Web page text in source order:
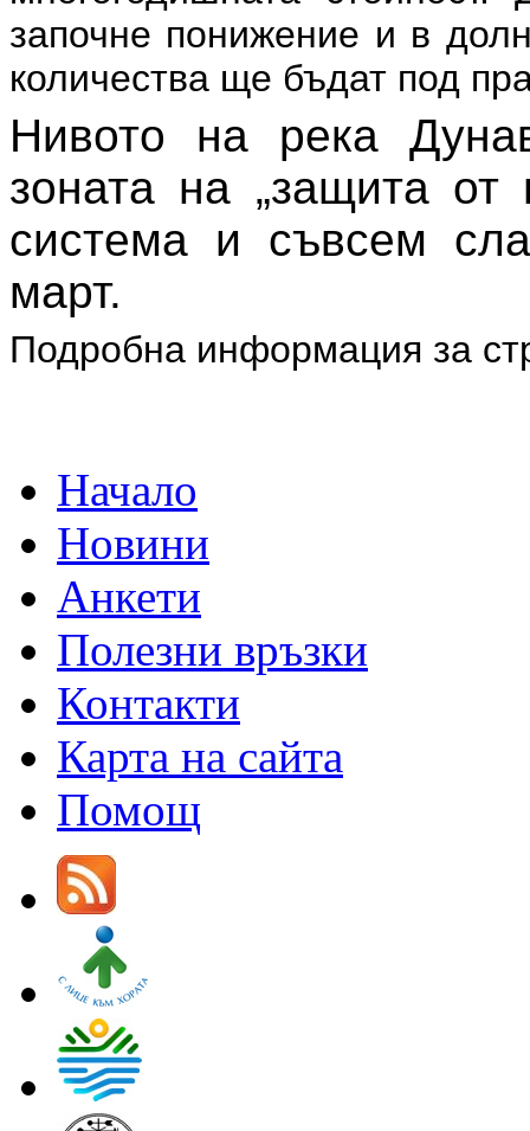
започне понижение и в
количества ще бъдат под
Нивото на река
зоната на „защита от
система и съвсем
март.
Подробна информация за
Начало
Новини
Анкети
Полезни връзки
Контакти
Карта на сайта
Помощ